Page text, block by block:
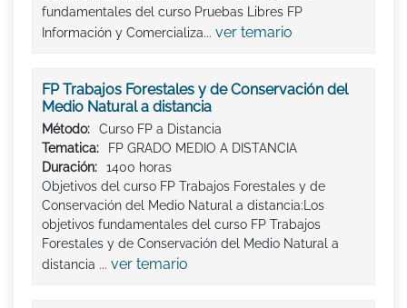
fundamentales del curso Pruebas Libres FP
Información y Comercializa... ver temario
FP Trabajos Forestales y de Conservación del
Medio Natural a distancia
Método:
Curso FP a Distancia
Tematica:
FP GRADO MEDIO A DISTANCIA
Duración:
1400 horas
Objetivos del curso FP Trabajos Forestales y de
Conservación del Medio Natural a distancia:Los
objetivos fundamentales del curso FP Trabajos
Forestales y de Conservación del Medio Natural a
distancia ... ver temario